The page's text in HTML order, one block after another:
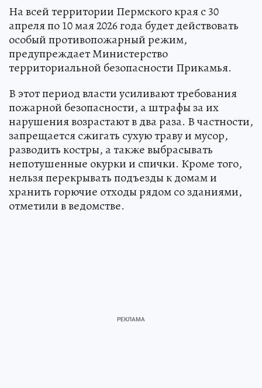
На всей территории Пермского края с 30
апреля по 10 мая 2026 года будет действовать
особый противопожарный режим,
предупреждает Министерство
территориальной безопасности Прикамья.
В этот период власти усиливают требования
пожарной безопасности, а штрафы за их
нарушения возрастают в два раза. В частности,
запрещается сжигать сухую траву и мусор,
разводить костры, а также выбрасывать
непотушенные окурки и спички. Кроме того,
нельзя перекрывать подъезды к домам и
хранить горючие отходы рядом со зданиями,
отметили в ведомстве.